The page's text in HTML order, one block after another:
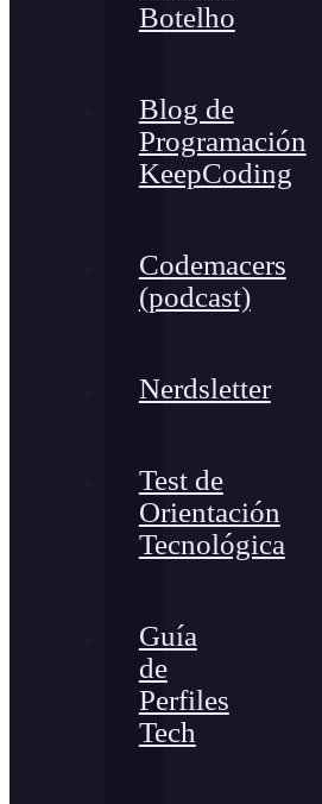
Botelho
Blog de
Programación
KeepCoding
Codemacers
(podcast)
Nerdsletter
Test de
Orientación
Tecnológica
Guía
de
Perfiles
Tech